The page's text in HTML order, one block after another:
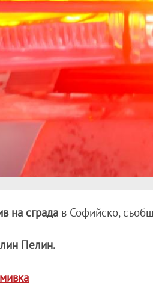
на сграда в Софийско,
Пелин.